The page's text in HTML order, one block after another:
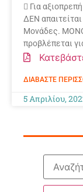
 Για
ΔΕΝ
Μονάδες.
προβλέπεται
ΔΙΑΒΆΣΤΕ
5 Απριλίου,